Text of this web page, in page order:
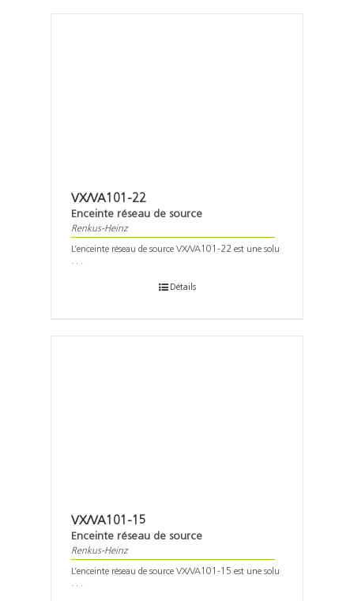
VX/VA101-22
Enceinte réseau de source
Renkus-Heinz
L’enceinte réseau de source VX/VA101-22 est une solu
. . .
Détails
VX/VA101-15
Enceinte réseau de source
Renkus-Heinz
L’enceinte réseau de source VX/VA101-15 est une solu
. . .